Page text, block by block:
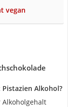
vegan
Alkohol?
Alkoholgehalt